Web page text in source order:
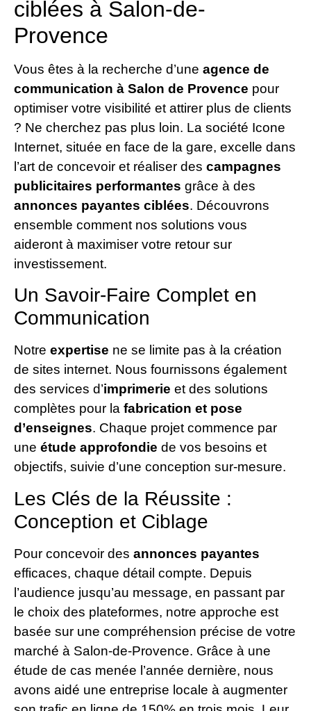
ciblées à Salon-de-
Provence
Vous êtes à la recherche d’une agence de
communication à Salon de Provence pour
optimiser votre visibilité et attirer plus de clients
? Ne cherchez pas plus loin. La société Icone
Internet, située en face de la gare, excelle dans
l’art de concevoir et réaliser des campagnes
publicitaires performantes grâce à des
annonces payantes ciblées. Découvrons
ensemble comment nos solutions vous
aideront à maximiser votre retour sur
investissement.
Un Savoir-Faire Complet en
Communication
Notre expertise ne se limite pas à la création
de sites internet. Nous fournissons également
des services d’imprimerie et des solutions
complètes pour la fabrication et pose
d’enseignes. Chaque projet commence par
une étude approfondie de vos besoins et
objectifs, suivie d’une conception sur-mesure.
Les Clés de la Réussite :
Conception et Ciblage
Pour concevoir des annonces payantes
efficaces, chaque détail compte. Depuis
l’audience jusqu’au message, en passant par
le choix des plateformes, notre approche est
basée sur une compréhension précise de votre
marché à Salon-de-Provence. Grâce à une
étude de cas menée l’année dernière, nous
avons aidé une entreprise locale à augmenter